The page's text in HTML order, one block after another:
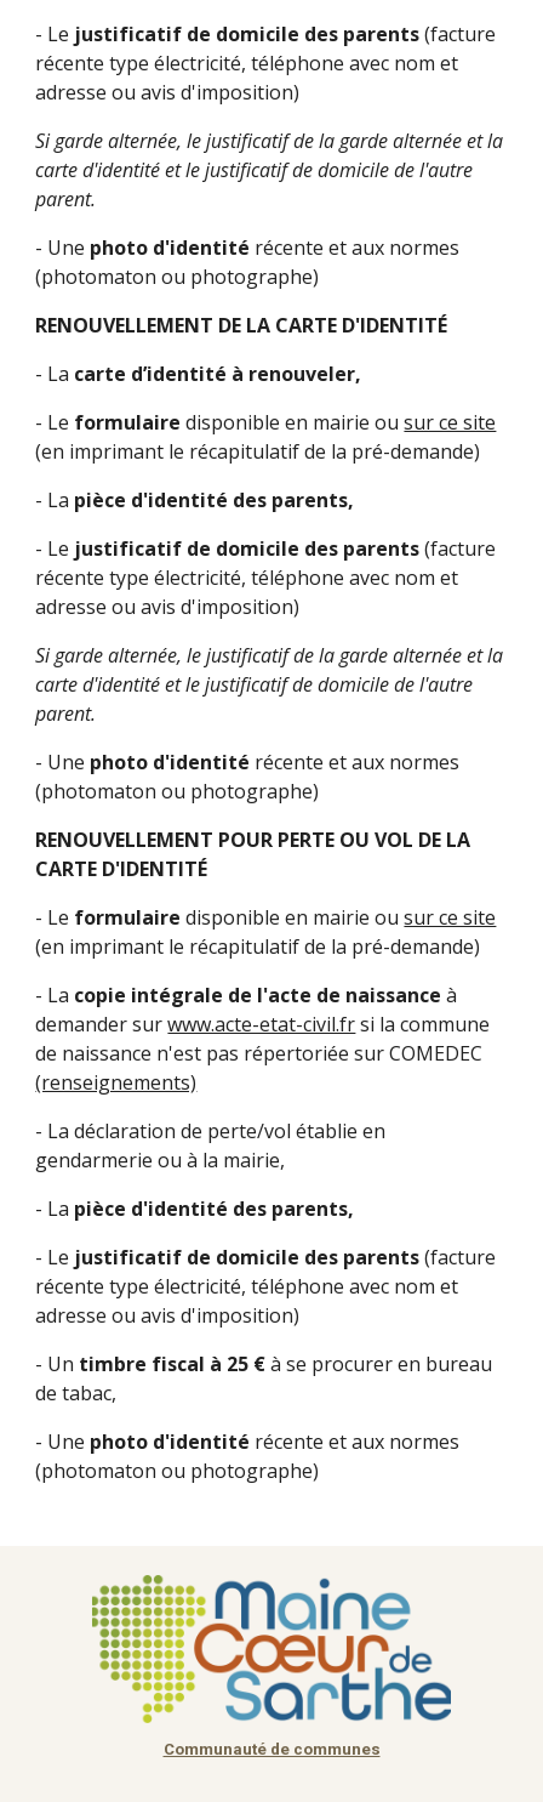
- Le justificatif de domicile des parents(facture
récente type électricité, téléphone avec nom et
adresse ou avis d'imposition)
Si garde alternée, le justificatif de la garde alternée et la
carte d'identité et le justificatif de domicile de l'autre
parent.
- Une photo d'identité récente et aux normes
(photomaton ou photographe)
RENOUVELLEMENT DE LA CARTE D'IDENTITÉ
- La carte d’identité à renouveler,
- Le formulaire disponible en mairie ousur ce site
(en imprimant le récapitulatif de la pré-demande)
- La pièce d'identité des parents,
- Le justificatif de domicile des parents(facture
récente type électricité, téléphone avec nom et
adresse ou avis d'imposition)
Si garde alternée, le justificatif de la garde alternée et la
carte d'identité et le justificatif de domicile de l'autre
parent.
- Une photo d'identité récente et aux normes
(photomaton ou photographe)
RENOUVELLEMENT POUR PERTE OU VOL DE LA
CARTE D'IDENTITÉ
- Le formulaire disponible en mairie ousur ce site
(en imprimant le récapitulatif de la pré-demande)
- La copie intégrale de l'acte de naissance à
demander surwww.acte-etat-civil.frsi la commune
de naissance n'est pas répertoriée sur COMEDEC
(renseignements)
- La déclaration de perte/vol établie en
gendarmerie ou à la mairie,
- La pièce d'identité des parents,
- Le justificatif de domicile des parents(facture
récente type électricité, téléphone avec nom et
adresse ou avis d'imposition)
- Un timbre fiscal à 25 €à se procurer en bureau
de tabac,
- Une photo d'identité récente et aux normes
(photomaton ou photographe)
Communauté de communes